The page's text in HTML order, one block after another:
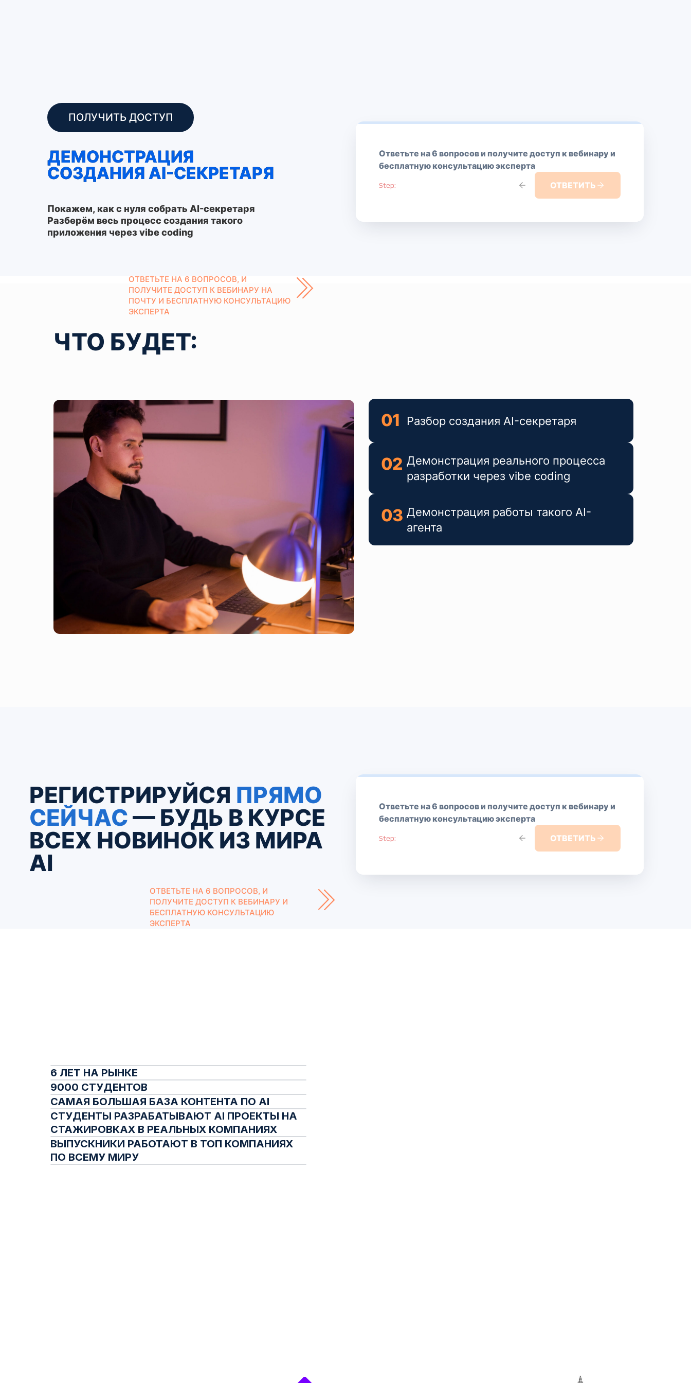
ОТВЕТЬТЕ НА 6 ВОПРОСОВ, И
ПОЛУЧИТЕ ДОСТУП К ВЕБИНАРУ НА
ПОЧТУ И БЕСПЛАТНУЮ КОНСУЛЬТАЦИЮ
ЭКСПЕРТА
ДЕМОНСТРАЦИЯ
СОЗДАНИЯ AI-СЕКРЕТАРЯ
Покажем, как с нуля собрать AI-секретаря
Разберём весь процесс создания такого
приложения через vibe coding
ПОЛУЧИТЬ ДОСТУП
Ответьте на 6 вопросов и получите доступ к вебинару и
бесплатную консультацию эксперта
Step: ОТВЕТИТЬ
ЧТО БУДЕТ:
01 Разбор создания AI-секретаря
02 Демонстрация реального процесса
разработки через vibe coding
03 Демонстрация работы такого AI-
агента
ОТВЕТЬТЕ НА 6 ВОПРОСОВ, И
ПОЛУЧИТЕ ДОСТУП К ВЕБИНАРУ И
БЕСПЛАТНУЮ КОНСУЛЬТАЦИЮ
ЭКСПЕРТА
РЕГИСТРИРУЙСЯ ПРЯМО
СЕЙЧАС— БУДЬ В КУРСЕ
ВСЕХ НОВИНОК ИЗ МИРА
AI
Ответьте на 6 вопросов и получите доступ к вебинару и
бесплатную консультацию эксперта
Step: ОТВЕТИТЬ
6 ЛЕТ НА РЫНКЕ
9000 СТУДЕНТОВ
САМАЯ БОЛЬШАЯ БАЗА КОНТЕНТА ПО AI
СТУДЕНТЫ РАЗРАБАТЫВАЮТ AI ПРОЕКТЫ НА
СТАЖИРОВКАХ В РЕАЛЬНЫХ КОМПАНИЯХ
ВЫПУСКНИКИ РАБОТАЮТ В ТОП КОМПАНИЯХ
ПО ВСЕМУ МИРУ